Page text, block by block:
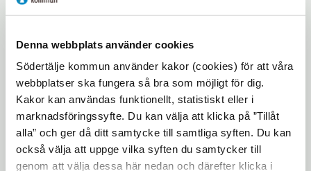
Denna webbplats använder cookies
Södertälje kommun använder kakor (cookies) för att våra
webbplatser ska fungera så bra som möjligt för dig.
Kakor kan användas funktionellt, statistiskt eller i
marknadsföringssyfte. Du kan välja att klicka på ”Tillåt
alla” och ger då ditt samtycke till samtliga syften. Du kan
också välja att uppge vilka syften du samtycker till
genom att välja dessa här nedan och därefter klicka i
Ragnhildsmedalj. Utdelare är Karin Östlund,
ordförande i representationsgruppen. Jonas
Berg har ett starkt engagemang för
utvecklingen av Södertälje och vågar
utmana normer och strukturer samt har
förmågan att se möjligheter istället för
svårigheter.